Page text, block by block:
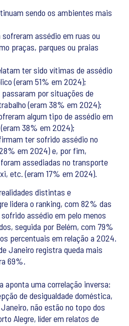
sendo os ambientes mais
assédio em ruas ou
praças, parques ou praias
ter sido vítimas de assédio
(eram 51% em 2024);
por situações de
(eram 38% em 2024);
algum tipo de assédio em
38% em 2024);
ter sofrido assédio no
em 2024) e, por fim,
assediadas no transporte
etc. (eram 17% em 2024).
distintas e
lidera o ranking, com 82% das
assédio em pelo menos
seguida por Belém, com 79%
percentuais em relação a 2024.
Janeiro registra queda mais
69%.
aponta uma correlação inversa:
de desigualdade doméstica,
não estão no topo dos
Alegre, líder em relatos de